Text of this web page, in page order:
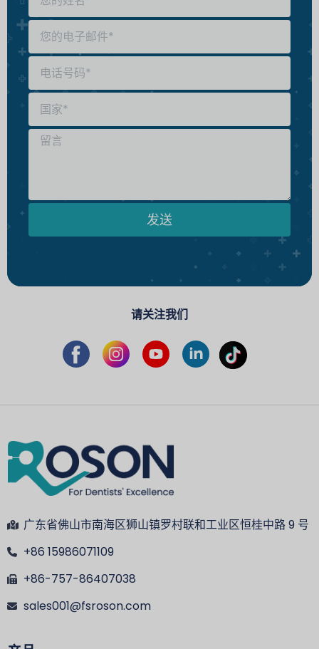
发送
请关注我们
广东省佛山市南海区狮山镇罗村联和工业区恒桂中路 9 号
+86 15986071109
+86-757-86407038
sales001@fsroson.com